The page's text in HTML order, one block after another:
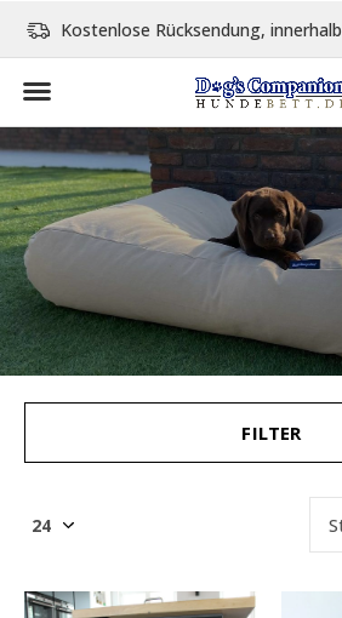
Kostenlose Rücksendung, innerhalb 14 Tage
FILTER